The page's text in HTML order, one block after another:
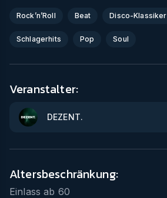
Rock’n’Roll Beat Disco-Klassiker
Schlagerhits Pop Soul
Veranstalter:
DEZENT.
Altersbeschränkung:
Einlass ab 60